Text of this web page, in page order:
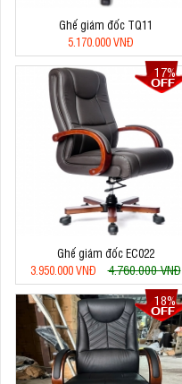
Ghế giám đốc TQ11
5.170.000 VNĐ
17%
Ghế giám đốc EC022
3.950.000 VNĐ
4.760.000 VNĐ
18%